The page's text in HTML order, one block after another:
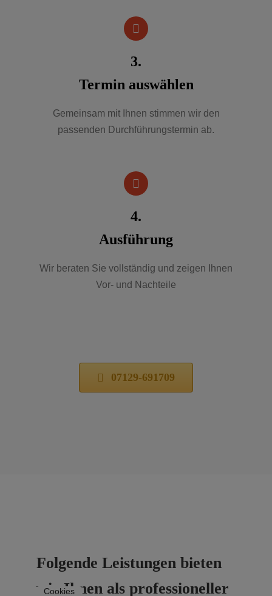
3.
Termin auswählen
Gemeinsam mit Ihnen stimmen wir den
passenden Durchführungstermin ab.
4.
Ausführung
Wir beraten Sie vollständig und zeigen Ihnen
Vor- und Nachteile
07129-691709
Folgende Leistungen bieten
wir Ihnen als professioneller
Cookies